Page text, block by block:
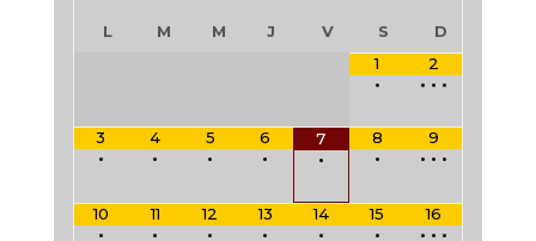
L M M J V S
D
1
•
2
• • •
3
•
4
•
5
•
6
•
7
•
8
•
9
• • •
10
•
11
•
12
•
13
•
14
•
15
•
16
• • •